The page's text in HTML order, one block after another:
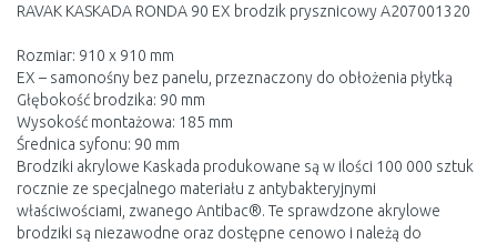
RAVAK KASKADA RONDA 90 EX brodzik prysznicowy A207001320
Rozmiar: 910 x 910 mm
EX – samonośny bez panelu, przeznaczony do obłożenia płytką
Głębokość brodzika: 90 mm
Wysokość montażowa: 185 mm
Średnica syfonu: 90 mm
Brodziki akrylowe Kaskada produkowane są w ilości 100 000 sztuk
rocznie ze specjalnego materiału z antybakteryjnymi
właściwościami, zwanego Antibac®. Te sprawdzone akrylowe
brodziki są niezawodne oraz dostępne cenowo i należą do